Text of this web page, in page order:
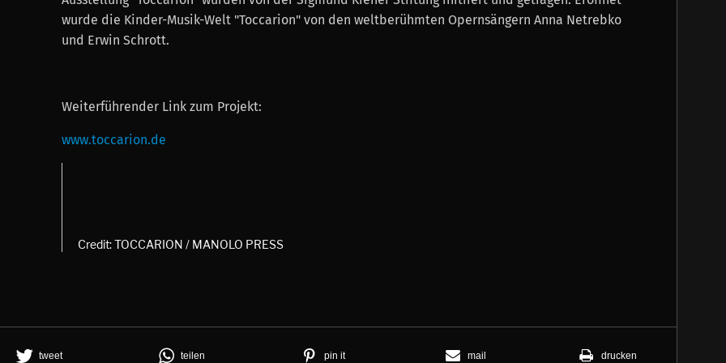
wurde die Kinder-Musik-Welt "Toccarion" von den weltberühmten Opernsängern Anna Netrebko
und Erwin Schrott.
Weiterführender Link zum Projekt:
www.toccarion.de
Credit: TOCCARION / MANOLO PRESS
tweet teilen pin it mail drucken